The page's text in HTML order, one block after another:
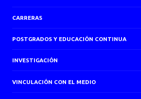
CARRERAS
POSTGRADOS Y EDUCACIÓN CONTINUA
INVESTIGACIÓN
VINCULACIÓN CON EL MEDIO